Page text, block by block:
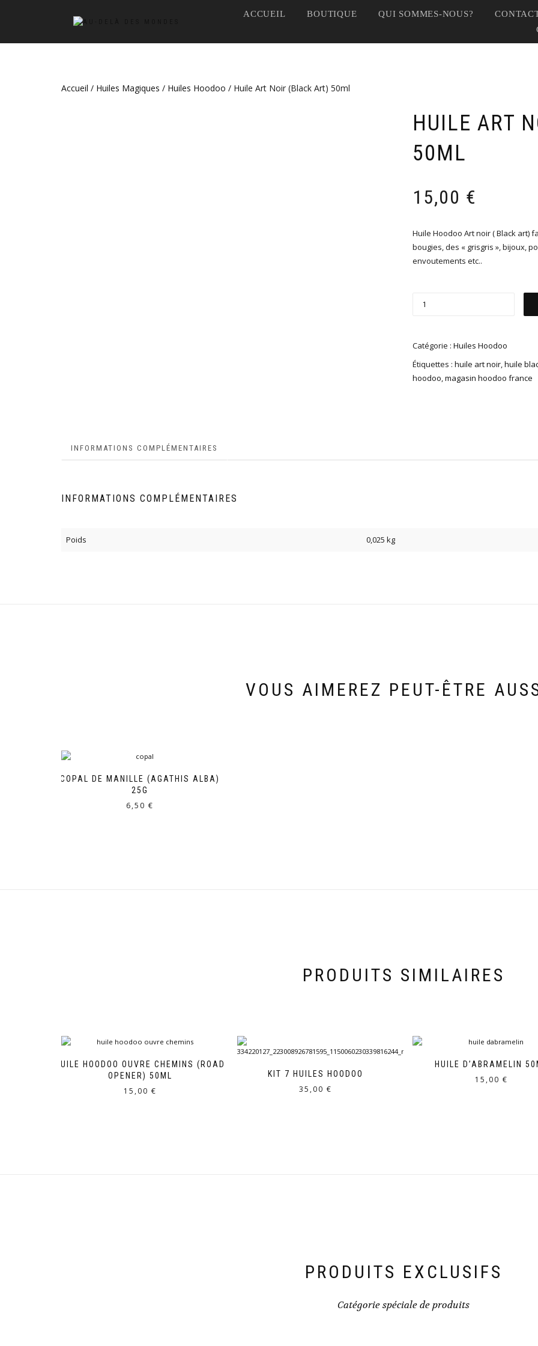
ACCUEIL BOUTIQUE QUI SOMMES-NOUS?
Accueil / Huiles Magiques / Huiles Hoodoo / Huile Art Noir (Black Art) 50ml
HUILE ART
50ML
15,00 €
Huile Hoodoo Art noir ( Black art)
bougies, des « grisgris », bijoux,
envoutements etc..
Catégorie : Huiles Hoodoo
Étiquettes : huile art noir,huile
hoodoo,magasin hoodoo france
INFORMATIONS COMPLÉMENTAIRES
INFORMATIONS COMPLÉMENTAIRES
Poids 0,025 kg
VOUS AIMEREZ PEUT-ÊTRE
COPAL DE MANILLE (AGATHIS ALBA)
25G
6,50€
PRODUITS SIMILAIRES
HUILE HOODOO OUVRE CHEMINS (ROAD
OPENER) 50ML
15,00 €
KIT 7 HUILES HOODOO
35,00€
HUILE D’ABRAMELIN
15,00 €
PRODUITS EXCLUSIFS
Catégorie spéciale de produits